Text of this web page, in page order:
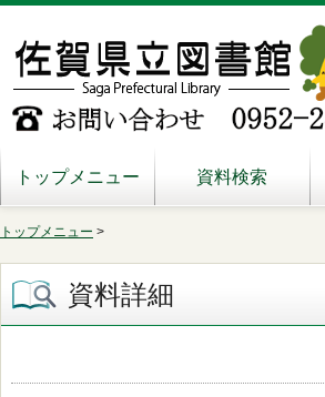
トップメニュー 資料検索
トップメニュー >
資料詳細